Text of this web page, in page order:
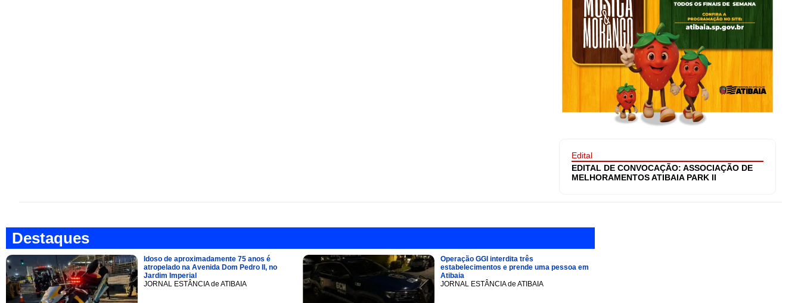
Edital
EDITAL DE CONVOCAÇÃO: ASSOCIAÇÃO DE
MELHORAMENTOS ATIBAIA PARK II
Destaques
Idoso de aproximadamente 75 anos é
atropelado na Avenida Dom Pedro II, no
Jardim Imperial
JORNAL ESTÂNCIA de ATIBAIA
Operação GGI interdita três
estabelecimentos e prende uma pessoa em
Atibaia
JORNAL ESTÂNCIA de ATIBAIA